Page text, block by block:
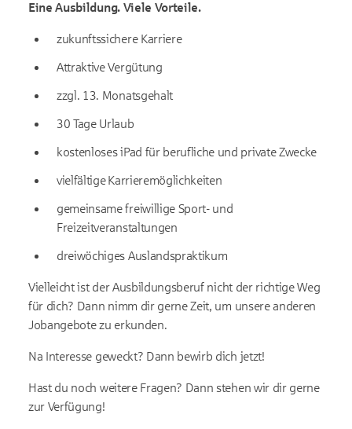
Eine Ausbildung. Viele Vorteile.
zukunftssichere Karriere
Attraktive Vergütung
zzgl. 13. Monatsgehalt
30 Tage Urlaub
kostenloses iPad für berufliche und private Zwecke
vielfältige Karrieremöglichkeiten
gemeinsame freiwillige Sport- und
Freizeitveranstaltungen
dreiwöchiges Auslandspraktikum
Vielleicht ist der Ausbildungsberuf nicht der richtige Weg
für dich? Dann nimm dir gerne Zeit, um unsere anderen
Jobangebotezu erkunden.
Na Interesse geweckt? Dann bewirb dich jetzt!
Hast du noch weitere Fragen? Dann stehen wir dir gerne
zur Verfügung!